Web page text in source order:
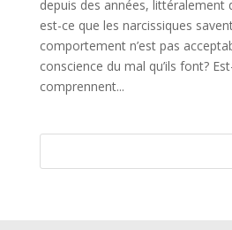
depuis des années, littéralement
est-ce que les narcissiques
comportement n’est pas
conscience du mal qu’ils font?
comprennent...